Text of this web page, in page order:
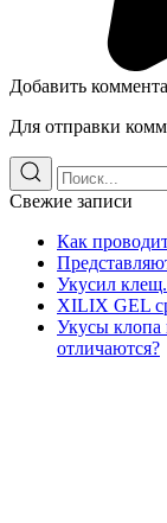
Добавить
Для отправки
Свежие записи
Как
Укусил
XILIX GEL
Укусы клопа
отличаются?